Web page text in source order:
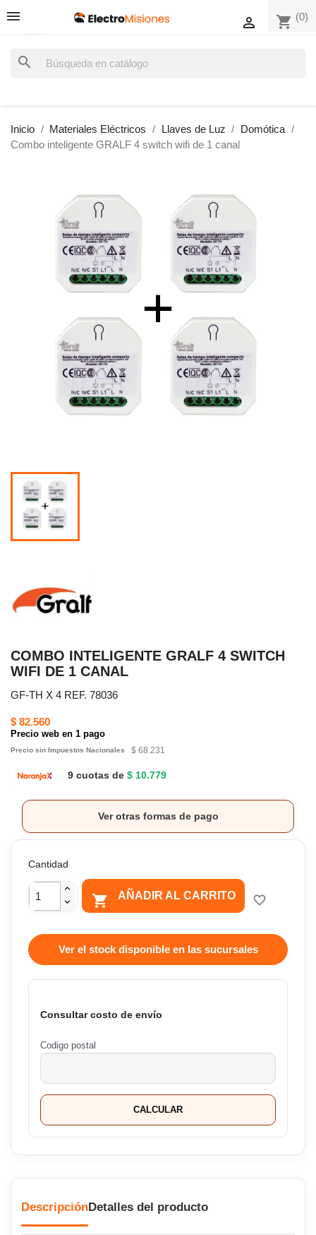
shopping_cart (0)

search
Inicio Materiales Eléctricos Llaves de Luz
Domótica
Combo inteligente GRALF 4 switch wifi de 1 canal
COMBO INTELIGENTE GRALF 4 SWITCH
WIFI DE 1 CANAL
GF-TH X 4 REF. 78036
$ 82.560
Precio web en 1 pago
Precio sin Impuestos Nacionales $ 68.231
9 cuotas de $ 10.779
Ver otras formas de pago
Cantidad
 AÑADIR AL CARRITO favorite_border
Ver el stock disponible en las sucursales
Consultar costo de envío
Codigo postal
CALCULAR
DescripciónDetalles del producto